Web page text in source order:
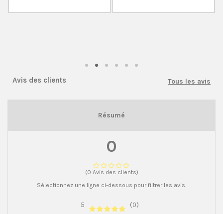
Avis des clients Tous les avis
Résumé
0
(0 Avis des clients)
Sélectionnez une ligne ci-dessous pour filtrer les avis.
5
(0)